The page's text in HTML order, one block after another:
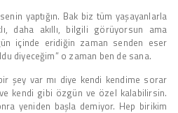
yaptığın. Bak biz tüm yaşayanlarla
daha akıllı, bilgili görüyorsun ama
içinde eridiğin zaman senden eser
diyeceğim” o zaman ben de sana.
şey var mı diye kendi kendime sorar
kendi gibi özgün ve özel kalabilirsin.
yeniden başla demiyor. Hep birikim